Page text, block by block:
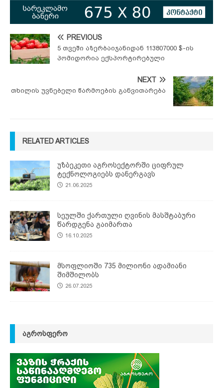
PREVIOUS
5 თვეში აზერბაიჯანიდან 113807000 $-ის
პომიდორია ექსპორტირებული
NEXT
თხილის უვნებელი წარმოების განვითარება
RELATED ARTICLES
უზბეკეთი აგროსექტორში ციფრულ
ტექნოლოგიებს დანერგავს
21.06.2025
სეულში ქართული ღვინის მასშტაბური
წარდგენა გაიმართა
16.10.2025
მსოფლიოში 735 მილიონი ადამიანი
შიმშილობს
26.07.2025
ᲐᲒᲠᲝᲡᲤᲔᲠᲝ